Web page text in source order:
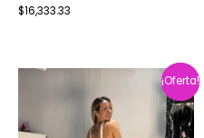
$16,333.33
¡Oferta!
¡Oferta!